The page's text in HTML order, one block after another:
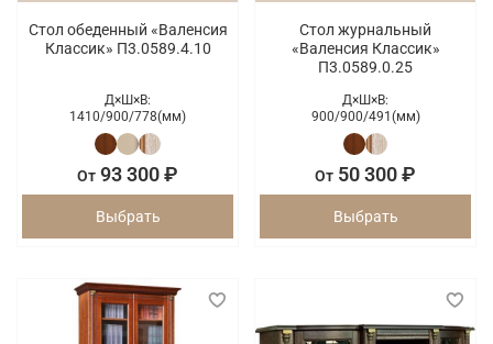
Стол обеденный «Валенсия
Классик» П3.0589.4.10
Д×Ш×В:
1410/900/778(мм)
От 93 300 ₽
Выбрать
Стол журнальный
«Валенсия Классик»
П3.0589.0.25
Д×Ш×В:
900/900/491(мм)
От 50 300 ₽
Выбрать